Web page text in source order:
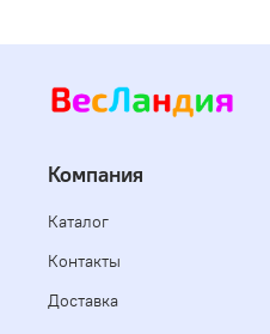
Компания
Каталог
Контакты
Доставка